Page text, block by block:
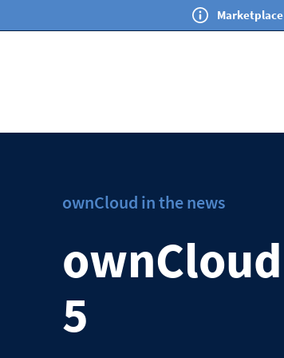
ownCloud in the news
5